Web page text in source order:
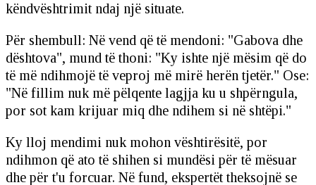
këndvështrimit ndaj një situate.
Për shembull: Në vend që të mendoni: "Gabova dhe
dështova", mund të thoni: "Ky ishte një mësim që do
të më ndihmojë të veproj më mirë herën tjetër." Ose:
"Në fillim nuk më pëlqente lagjja ku u shpërngula,
por sot kam krijuar miq dhe ndihem si në shtëpi."
Ky lloj mendimi nuk mohon vështirësitë, por
ndihmon që ato të shihen si mundësi për të mësuar
dhe për t'u forcuar. Në fund, ekspertët theksojnë se